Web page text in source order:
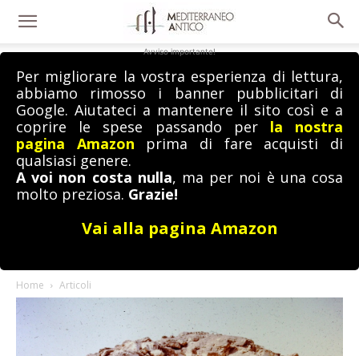
Avviso importante!
Per migliorare la vostra esperienza di lettura,
abbiamo rimosso i banner pubblicitari di
Google. Aiutateci a mantenere il sito così e a
coprire le spese passando per la nostra
pagina Amazon prima di fare acquisti di
qualsiasi genere.
A voi non costa nulla, ma per noi è una cosa
molto preziosa. Grazie!
Vai alla pagina Amazon
Home Articoli